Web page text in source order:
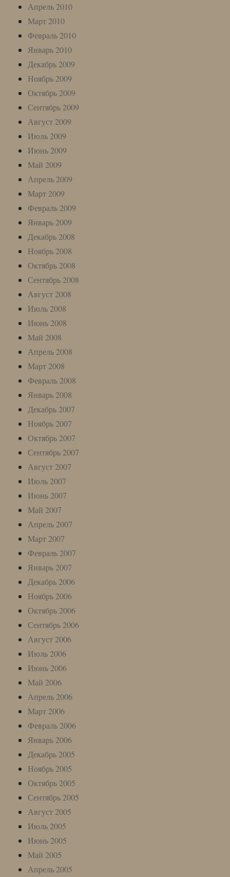
Апрель 2010
Март 2010
Февраль 2010
Январь 2010
Декабрь 2009
Ноябрь 2009
Октябрь 2009
Сентябрь 2009
Август 2009
Июль 2009
Июнь 2009
Май 2009
Апрель 2009
Март 2009
Февраль 2009
Январь 2009
Декабрь 2008
Ноябрь 2008
Октябрь 2008
Сентябрь 2008
Август 2008
Июль 2008
Июнь 2008
Май 2008
Апрель 2008
Март 2008
Февраль 2008
Январь 2008
Декабрь 2007
Ноябрь 2007
Октябрь 2007
Сентябрь 2007
Август 2007
Июль 2007
Июнь 2007
Май 2007
Апрель 2007
Март 2007
Февраль 2007
Январь 2007
Декабрь 2006
Ноябрь 2006
Октябрь 2006
Сентябрь 2006
Август 2006
Июль 2006
Июнь 2006
Май 2006
Апрель 2006
Март 2006
Февраль 2006
Январь 2006
Декабрь 2005
Ноябрь 2005
Октябрь 2005
Сентябрь 2005
Август 2005
Июль 2005
Июнь 2005
Май 2005
Апрель 2005